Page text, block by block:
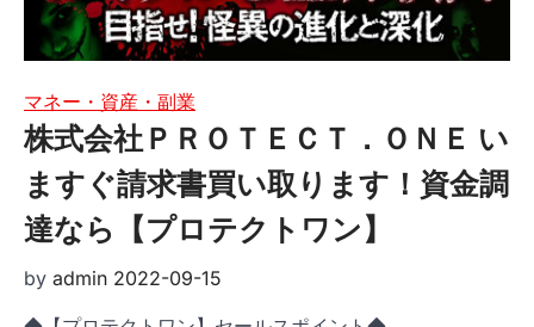
マネー・資産・副業
株式会社ＰＲＯＴＥＣＴ．ＯＮＥ い
ますぐ請求書買い取ります！資金調
達なら【プロテクトワン】
by admin 2022-09-15